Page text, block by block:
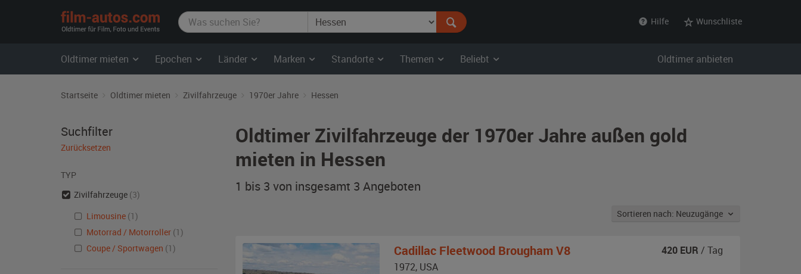
film-
autos.com
Hilfe Wunschliste
Oldtimer mieten Epochen Länder Marken Standorte Themen Beliebt Oldtimer anbieten
Startseite Oldtimer mieten Zivilfahrzeuge 1970er Jahre Hessen
Oldtimer Zivilfahrzeuge der 1970er Jahre außen gold
mieten in Hessen
1 bis 3 von insgesamt 3 Angeboten
Sortieren nach: Neuzugänge
Cadillac Fleetwood Brougham V8
1972, USA
420 EUR / Tag
Suchfilter
Zurücksetzen
TYP
Zivilfahrzeuge (3)
Limousine (1)
Motorrad / Motorroller (1)
Coupe / Sportwagen (1)